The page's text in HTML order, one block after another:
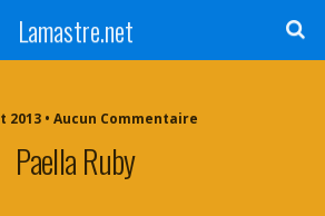
Lamastre.net
2013 • Aucun Commentaire
Paella Ruby